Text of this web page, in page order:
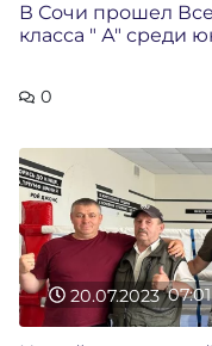
В Сочи прошел
класса " А" среди
0
20.07.2023 07:01